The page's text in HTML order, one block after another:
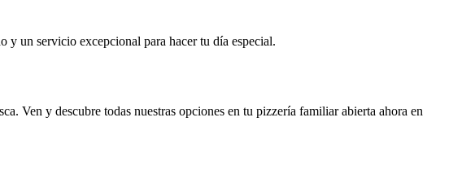
y un servicio excepcional para hacer tu día especial.
Ven y descubre todas nuestras opciones en tu pizzería familiar abierta ahora en